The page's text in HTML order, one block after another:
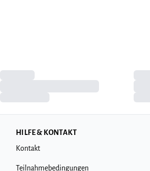
HILFE & KONTAKT
Kontakt
Teilnahmebedingungen